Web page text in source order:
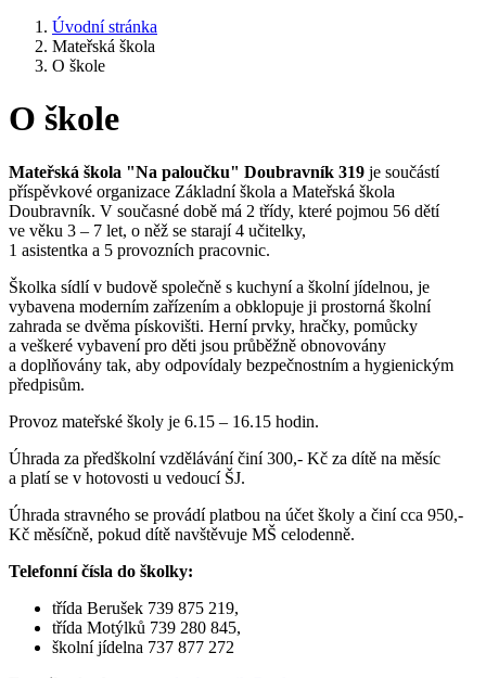
Úvodní stránka
Mateřská škola
O škole
O škole
Mateřská škola "Na paloučku" Doubravník 319 je součástí
příspěvkové organizace Základní škola a Mateřská škola
Doubravník. V současné době má 2 třídy, které pojmou 56 dětí
ve věku 3 – 7 let, o něž se starají 4 učitelky,
1 asistentka a 5 provozních pracovnic.
Školka sídlí v budově společně s kuchyní a školní jídelnou, je
vybavena moderním zařízením a obklopuje ji prostorná školní
zahrada se dvěma pískovišti. Herní prvky, hračky, pomůcky
a veškeré vybavení pro děti jsou průběžně obnovovány
a doplňovány tak, aby odpovídaly bezpečnostním a hygienickým
předpisům.
Provoz mateřské školy je 6.15 – 16.15 hodin.
Úhrada za předškolní vzdělávání činí 300,- Kč za dítě na měsíc
a platí se v hotovosti u vedoucí ŠJ.
Úhrada stravného se provádí platbou na účet školy a činí cca 950,-
Kč měsíčně, pokud dítě navštěvuje MŠ celodenně.
Telefonní čísla do školky:
třída Berušek 739 875 219,
třída Motýlků 739 280 845,
školní jídelna 737 877 272